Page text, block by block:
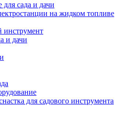
сада и дачи
на жидком топливе
инструмент
и дачи
для садового инструмента